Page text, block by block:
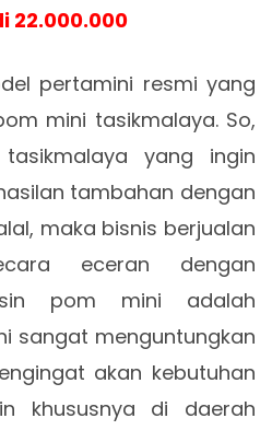
22.000.000
pertamini resmi yang
mini tasikmalaya. So,
yang ingin
tambahan dengan
maka bisnis berjualan
eceran dengan
pom mini adalah
sangat menguntungkan
akan kebutuhan
khususnya di daerah